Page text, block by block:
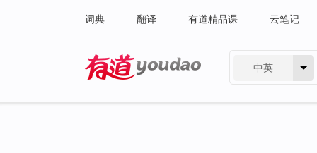
词典 翻译 有道精品课 云笔记
中英